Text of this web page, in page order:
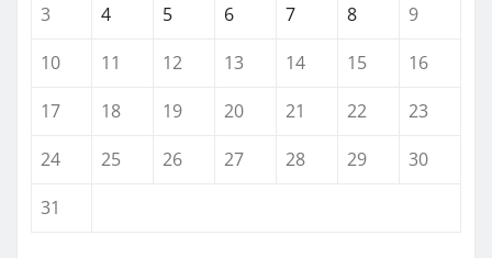
3
4 5 6 7 8
9
10
11 12 13 14 15
16
17
18 19 20 21 22
23
24
25 26 27 28 29
30
31